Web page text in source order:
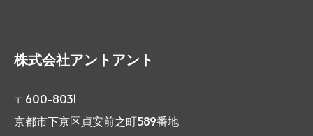
株式会社アントアント
〒600-8031
京都市下京区貞安前之町589番地